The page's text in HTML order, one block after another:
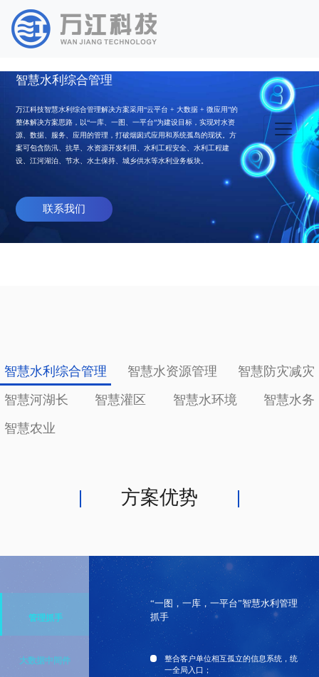
智慧水利综合管理
万江科技智慧水利综合管理解决方案采用“云平台 + 大数据 + 微应用”的
整体解决方案思路，以“一库、一图、一平台”为建设目标，实现对水资
源、数据、服务、应用的管理，打破烟囱式应用和系统孤岛的现状。方
案可包含防汛、抗旱、水资源开发利用、水利工程安全、水利工程建
设、江河湖泊、节水、水土保持、城乡供水等水利业务板块。
联系我们
智慧水利综合管理 智慧水资源管理
智慧防灾减灾
智慧河湖长
智慧灌区 智慧水环境
智慧水务
智慧农业
方案优势
管理抓手
大数据中间件
“一图，一库，一平台”智慧水利管理
抓手
整合客户单位相互孤立的信息系统，统
一全局入口；